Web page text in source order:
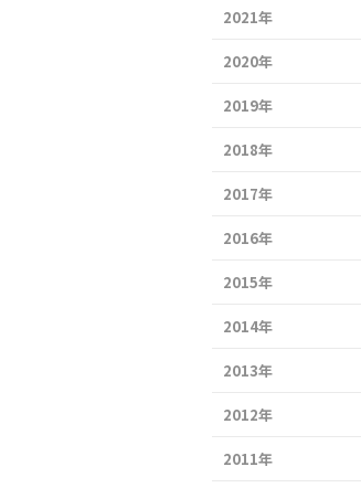
2021年
2020年
2019年
2018年
2017年
2016年
2015年
2014年
2013年
2012年
2011年